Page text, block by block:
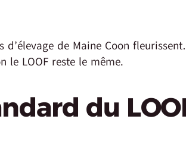
d’élevage de Maine Coon
le LOOF reste le même.
du